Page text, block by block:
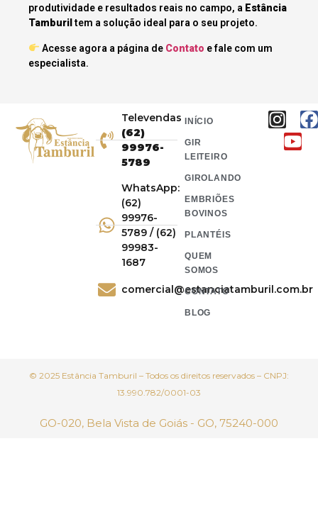
produtividade e resultados reais no campo, a Estância
Tamburil tem a solução ideal para o seu projeto.
Acesse agora a página de Contato e fale com um
especialista.
Televendas
(62)
99976-
5789
WhatsApp:
(62)
99976-
5789 / (62)
99983-
1687
comercial@estanciatamburil.com.br
INÍCIO
GIR
LEITEIRO
GIROLANDO
EMBRIÕES
BOVINOS
PLANTÉIS
QUEM
SOMOS
CONTATO
BLOG
© 2025 Estância Tamburil – Todos os direitos reservados – CNPJ:
13.990.782/0001-03
GO-020, Bela Vista de Goiás - GO, 75240-000